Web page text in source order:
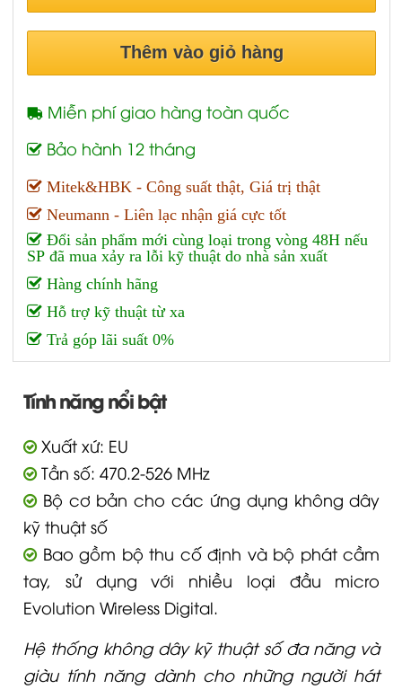
Thêm vào giỏ hàng
Miễn phí giao hàng toàn quốc
Bảo hành 12 tháng
Mitek&HBK - Công suất thật, Giá trị thật
Neumann - Liên lạc nhận giá cực tốt
Đổi sản phẩm mới cùng loại trong vòng 48H nếu
SP đã mua xảy ra lỗi kỹ thuật do nhà sản xuất
Hàng chính hãng
Hỗ trợ kỹ thuật từ xa
Trả góp lãi suất 0%
Tính năng nổi bật
Xuất xứ: EU
Tần số: 470.2-526 MHz
Bộ cơ bản cho các ứng dụng không dây
kỹ thuật số
Bao gồm bộ thu cố định và bộ phát cầm
tay, sử dụng với nhiều loại đầu micro
Evolution Wireless Digital.
Hệ thống không dây kỹ thuật số đa năng và
giàu tính năng dành cho những người hát